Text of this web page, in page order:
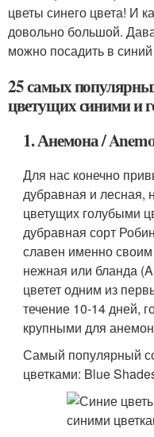
цветы синего цвета! И
довольно большой.
можно посадить в синий
25 самых
цветущих синими и
1. Анемона /
Для нас конечно
дубравная и лесная,
цветущих голубыми
дубравная сорт
славен именно
нежная или бланда
цветет одним из
течение 10-14 дней,
крупными для
Самый популярный
цветками: Blue